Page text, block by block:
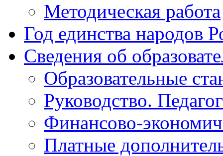
Методическая работа
Год единства народов
Сведения об
Образовательные
Руководство.
Финансово-
Платные